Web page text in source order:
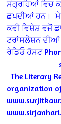
ਸੰਗ੍ਰਹਿਆਂ ਵਿਚ
ਛਪਦੀਆਂ ਹਨ।
ਕਵੀ ਵਿਸ਼ੇਸ਼ ਵਜੋਂ
ਟਰਾਂਸਲੇਸ਼ਨ
ਰੇਡਿਓ ਹੋਸਟ
The Literary
organization